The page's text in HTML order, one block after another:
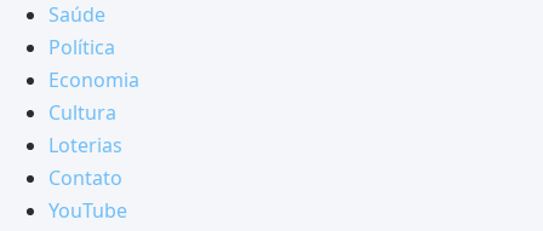
Saúde
Política
Economia
Cultura
Loterias
Contato
YouTube